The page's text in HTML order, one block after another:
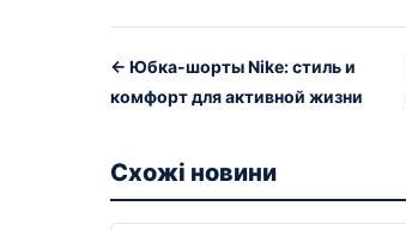
← Юбка-шорты Nike: стиль и
комфорт для активной жизни
Схожі новини